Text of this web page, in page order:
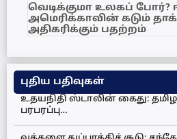
வெடிக்குமா உலகப் போர்?
அமெரிக்காவின் கடும்
அதிகரிக்கும் பதற்றம்
புதிய பதிவுகள்
உதயநிதி ஸ்டாலின் கைது:
பரபரப்பு…